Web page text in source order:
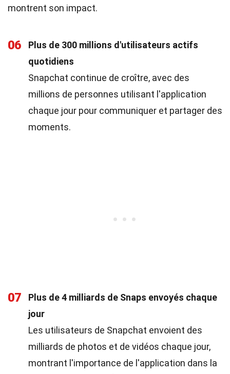
montrent son impact.
06
Plus de 300 millions d'utilisateurs actifs
quotidiens
Snapchat continue de croître, avec des
millions de personnes utilisant l'application
chaque jour pour communiquer et partager des
moments.
07
Plus de 4 milliards de Snaps envoyés chaque
jour
Les utilisateurs de Snapchat envoient des
milliards de photos et de vidéos chaque jour,
montrant l'importance de l'application dans la